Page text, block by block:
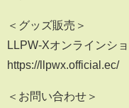
＜グッズ販売＞
LLPW-Xオンラインシ
https://llpwx.official.ec/
＜お問い合わせ＞